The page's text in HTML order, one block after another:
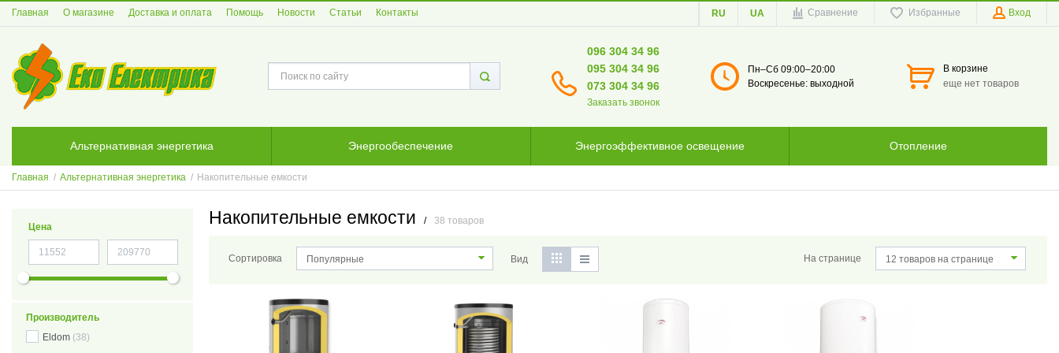
Главная О магазине Доставка и оплата Помощь Новости Статьи Контакты RU UA Сравнение Избранные Вход
096 304 34 96
095 304 34 96
073 304 34 96
Заказать звонок
Пн–Сб 09:00–20:00
Воскресенье: выходной
В корзине
еще нет товаров
Альтернативная энергетика Энергообеспечение Энергоэффективное освещение Отопление
Главная / Альтернативная энергетика / Накопительные емкости
Цена
Производитель
Eldom (38)
Накопительные емкости / 38 товаров
Сортировка Популярные Вид На странице 12 товаров на странице